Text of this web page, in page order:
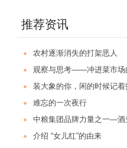
推荐资讯
农村逐渐消失的打架恶人
观察与思考——冲进菜市场
装大象的你，闲的时候记
难忘的一次夜行
中粮集团品牌力量之一—酒
介绍 “女儿红”的由来